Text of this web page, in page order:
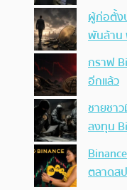
ผู้ก่อตั้ง
พันล้าน
กราฟ
อีกแล้ว
ชายชา
ลงทุน
ตลาดส